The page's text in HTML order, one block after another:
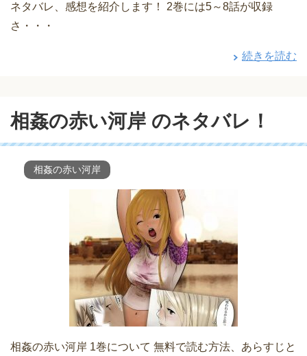
ネタバレ、感想を紹介します！ 2巻には5～8話が収録
さ・・・
続きを読む
相姦の赤い河岸 のネタバレ！
相姦の赤い河岸
相姦の赤い河岸 1巻について 無料で読む方法、あらすじと